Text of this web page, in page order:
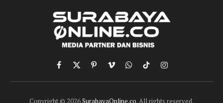
Facebook
X
(Twitter)
PinterestVimeoWhatsApp
TikTokInstagram
Copyright © 2026SurabayaOnline.co. All rights reserved.